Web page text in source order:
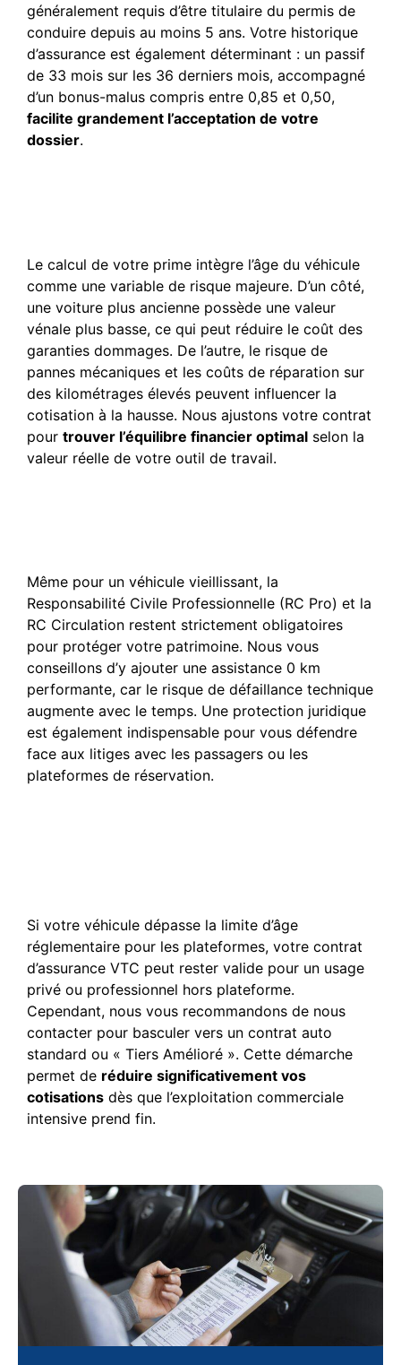
généralement requis d’être titulaire du permis de
conduire depuis au moins 5 ans. Votre historique
d’assurance est également déterminant : un passif
de 33 mois sur les 36 derniers mois, accompagné
d’un bonus-malus compris entre 0,85 et 0,50,
facilite grandement l’acceptation de votre
dossier.
Le calcul de votre prime intègre l’âge du véhicule
comme une variable de risque majeure. D’un côté,
une voiture plus ancienne possède une valeur
vénale plus basse, ce qui peut réduire le coût des
garanties dommages. De l’autre, le risque de
pannes mécaniques et les coûts de réparation sur
des kilométrages élevés peuvent influencer la
cotisation à la hausse. Nous ajustons votre contrat
pour trouver l’équilibre financier optimal selon la
valeur réelle de votre outil de travail.
Même pour un véhicule vieillissant, la
Responsabilité Civile Professionnelle (RC Pro) et la
RC Circulation restent strictement obligatoires
pour protéger votre patrimoine. Nous vous
conseillons d’y ajouter une assistance 0 km
performante, car le risque de défaillance technique
augmente avec le temps. Une protection juridique
est également indispensable pour vous défendre
face aux litiges avec les passagers ou les
plateformes de réservation.
Si votre véhicule dépasse la limite d’âge
réglementaire pour les plateformes, votre contrat
d’assurance VTC peut rester valide pour un usage
privé ou professionnel hors plateforme.
Cependant, nous vous recommandons de nous
contacter pour basculer vers un contrat auto
standard ou « Tiers Amélioré ». Cette démarche
permet de réduire significativement vos
cotisations dès que l’exploitation commerciale
intensive prend fin.